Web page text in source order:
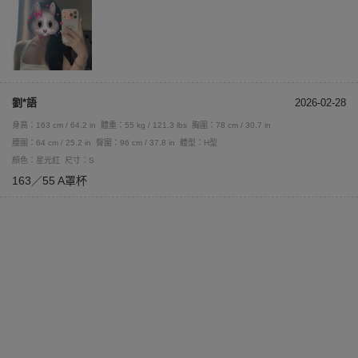
劉*語 2026-02-28
身高：163 cm / 64.2 in 體重：55 kg / 121.3 lbs
胸圍：78 cm / 30.7 in
腰圍：64 cm / 25.2 in
臀圍：96 cm / 37.8 in
體型：H型
顏色：星光紅
尺寸：S
163／55 A罩杯